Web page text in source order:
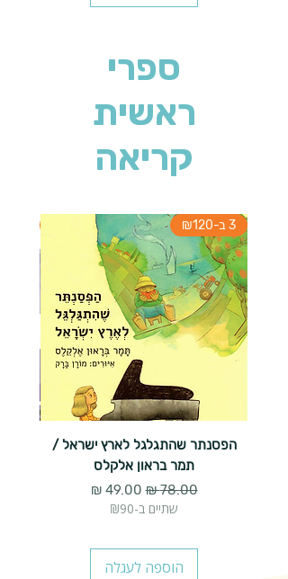
ספרי
ראשית
קריאה
3 ב-₪120
הפסנתר שהתגלגל לארץ ישראל /
תמר בראון אלקלס
מחיר רגיל‏78.00 ‏₪ מחיר מבצע
שתיים ב-₪90
הוספה לעגלה